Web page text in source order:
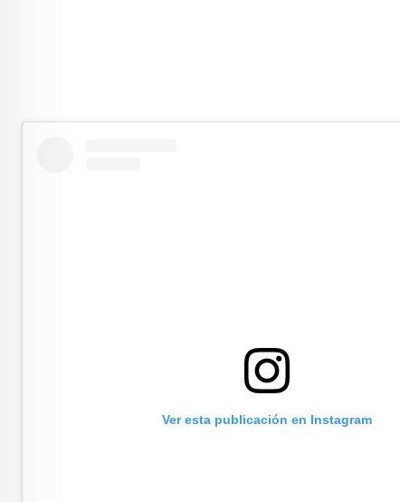
Ver esta publicación en Instagram